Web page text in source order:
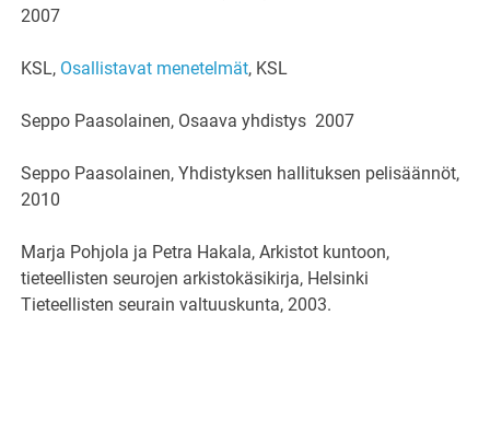
2007
KSL, Osallistavat menetelmät, KSL
Seppo Paasolainen, Osaava yhdistys 2007
Seppo Paasolainen, Yhdistyksen hallituksen pelisäännöt,
2010
Marja Pohjola ja Petra Hakala, Arkistot kuntoon,
tieteellisten seurojen arkistokäsikirja, Helsinki
Tieteellisten seurain valtuuskunta, 2003.